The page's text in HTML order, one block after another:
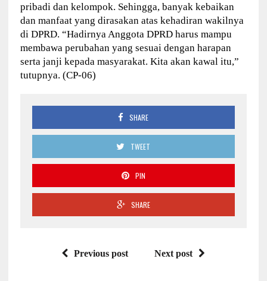
pribadi dan kelompok. Sehingga, banyak kebaikan
dan manfaat yang dirasakan atas kehadiran wakilnya
di DPRD. “Hadirnya Anggota DPRD harus mampu
membawa perubahan yang sesuai dengan harapan
serta janji kepada masyarakat. Kita akan kawal itu,”
tutupnya. (CP-06)
SHARE
TWEET
PIN
SHARE
Previous post Next post